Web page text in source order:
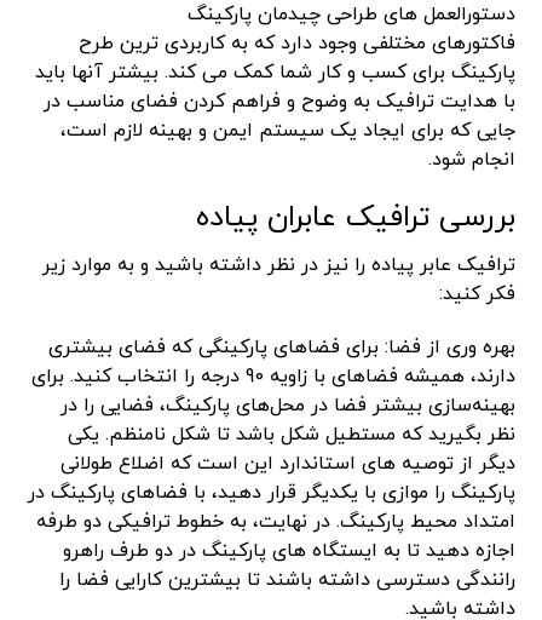
دستورالعمل های طراحی چیدمان پارکینگ
فاکتورهای مختلفی وجود دارد که به کاربردی ترین طرح
پارکینگ برای کسب و کار شما کمک می کند. بیشتر آنها باید
با هدایت ترافیک به وضوح و فراهم کردن فضای مناسب در
جایی که برای ایجاد یک سیستم ایمن و بهینه لازم است،
انجام شود.
بررسی ترافیک عابران پیاده
ترافیک عابر پیاده را نیز در نظر داشته باشید و به موارد زیر
فکر کنید:
بهره وری از فضا: برای فضاهای پارکینگی که فضای بیشتری
دارند، همیشه فضاهای با زاویه 90 درجه را انتخاب کنید. برای
بهینه‌سازی بیشتر فضا در محل‌های پارکینگ، فضایی را در
نظر بگیرید که مستطیل شکل باشد تا شکل نامنظم. یکی
دیگر از توصیه های استاندارد این است که اضلاع طولانی
پارکینگ را موازی با یکدیگر قرار دهید، با فضاهای پارکینگ در
امتداد محیط پارکینگ. در نهایت، به خطوط ترافیکی دو طرفه
اجازه دهید تا به ایستگاه های پارکینگ در دو طرف راهرو
رانندگی دسترسی داشته باشند تا بیشترین کارایی فضا را
داشته باشید.